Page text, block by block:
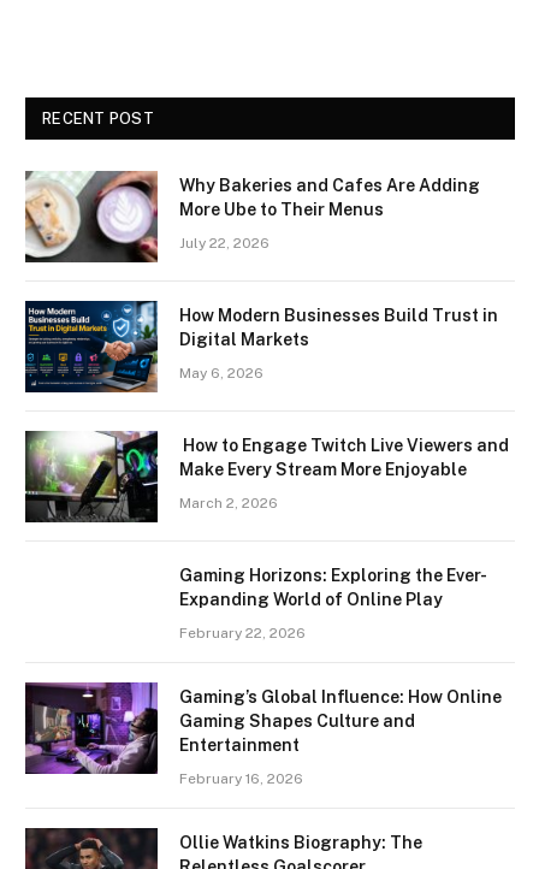
RECENT POST
Why Bakeries and Cafes Are Adding
More Ube to Their Menus
July 22, 2026
How Modern Businesses Build Trust in
Digital Markets
May 6, 2026
How to Engage Twitch Live Viewers and
Make Every Stream More Enjoyable
March 2, 2026
Gaming Horizons: Exploring the Ever-
Expanding World of Online Play
February 22, 2026
Gaming’s Global Influence: How Online
Gaming Shapes Culture and
Entertainment
February 16, 2026
Ollie Watkins Biography: The